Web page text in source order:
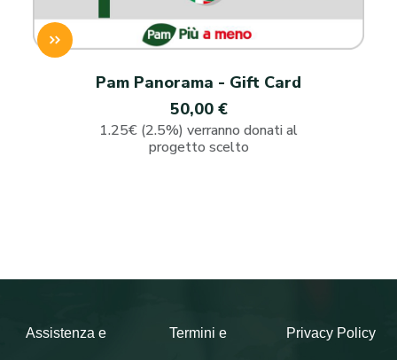
Pam Panorama - Gift Card
50,00 €
1.25€ (2.5%) verranno donati al
progetto scelto
Assistenza e Termini e Privacy Policy